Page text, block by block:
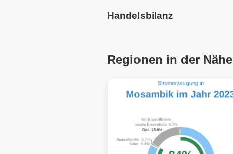
Handelsbilanz
Regionen in der Nähe